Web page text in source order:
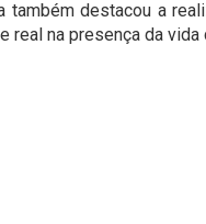
também destacou a
real na presença da vida